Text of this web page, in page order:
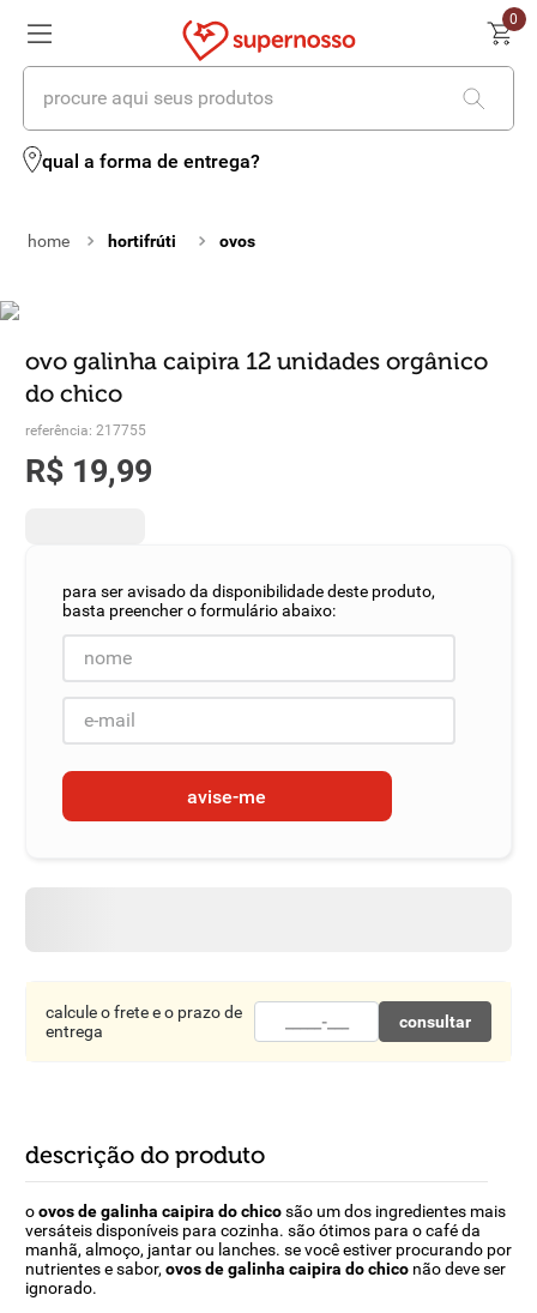
0
procure aqui seus produtos
qual a forma de entrega?
hortifrúti ovos
ovo galinha caipira 12 unidades orgânico
do chico
referência: 217755
R$ 19,99
avise-me
calcule o frete e o prazo de
entrega
consultar
descrição do produto
oovos de galinha caipira do chicosão um dos ingredientes mais
versáteis disponíveis para cozinha. são ótimos para o café da
manhã, almoço, jantar ou lanches. se você estiver procurando por
nutrientes e sabor, ovos de galinha caipira do chiconão deve ser
ignorado.
termos mais buscados
2º leite
iogurte
5º vinhos
º macarrão
chocolate